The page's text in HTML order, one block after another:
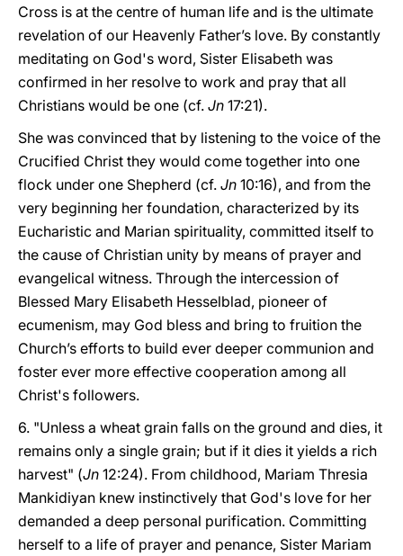
Cross is at the centre of human life and is the ultimate
revelation of our Heavenly Father’s love. By constantly
meditating on God's word, Sister Elisabeth was
confirmed in her resolve to work and pray that all
Christians would be one (cf. Jn 17:21).
She was convinced that by listening to the voice of the
Crucified Christ they would come together into one
flock under one Shepherd (cf. Jn 10:16), and from the
very beginning her foundation, characterized by its
Eucharistic and Marian spirituality, committed itself to
the cause of Christian unity by means of prayer and
evangelical witness. Through the intercession of
Blessed Mary Elisabeth Hesselblad, pioneer of
ecumenism, may God bless and bring to fruition the
Church’s efforts to build ever deeper communion and
foster ever more effective cooperation among all
Christ's followers.
6. "Unless a wheat grain falls on the ground and dies, it
remains only a single grain; but if it dies it yields a rich
harvest" (Jn 12:24). From childhood, Mariam Thresia
Mankidiyan knew instinctively that God's love for her
demanded a deep personal purification. Committing
herself to a life of prayer and penance, Sister Mariam